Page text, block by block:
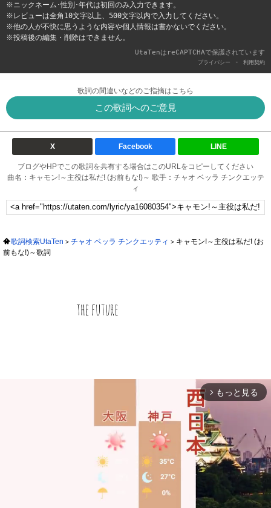
※ニックネーム･性別･年代は初回のみ入力できます。
※レビューは全角10文字以上、500文字以内で入力してください。
※他の人が不快に思うような内容や個人情報は書かないでください。
※投稿後の編集・削除はできません。
UtaTenはreCAPTCHAで保護されています
プライバシー - 利用契約
歌詞の間違いなどのご指摘はこちら
この歌詞へのご意見
X Facebook LINE
ブログやHPでこの歌詞を共有する場合はこのURLをコピーしてください
曲名：キャモン!～主役は私だ! (お前もな!)～ 歌手：チャオ ベッラ チンクエッテ
ィ
歌詞検索UtaTen チャオ ベッラ チンクエッティ
キャモン!～主役は私だ! (お
前もな!)～歌詞
arrow_forward_ios もっと見る